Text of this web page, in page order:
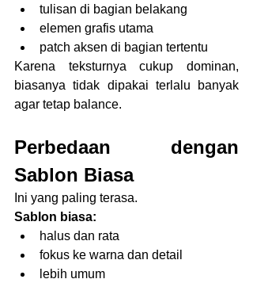
tulisan di bagian belakang
elemen grafis utama
patch aksen di bagian tertentu
Karena teksturnya cukup dominan,
biasanya tidak dipakai terlalu banyak
agar tetap balance.
Perbedaan dengan
Sablon Biasa
Ini yang paling terasa.
Sablon biasa:
halus dan rata
fokus ke warna dan detail
lebih umum